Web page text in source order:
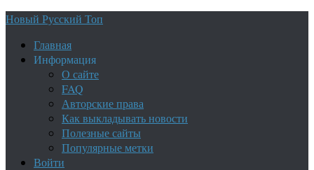
Новый Русский Топ
Главная
Информация
О сайте
FAQ
Авторские права
Как выкладывать новости
Полезные сайты
Популярные метки
Войти